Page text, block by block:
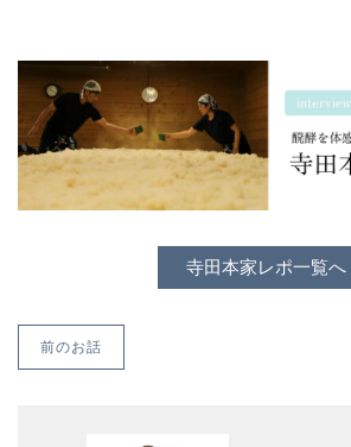
寺田本家レポ一覧へ
前のお話